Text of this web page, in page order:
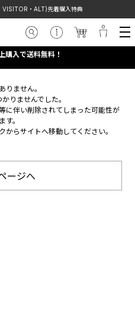
VISITOR・ALT)先着購入特典
購入で送料無料！
りません。
りませんでした。
に伴い削除されてしまった可能性が
す。
からサイトへ移動してください。
ージへ